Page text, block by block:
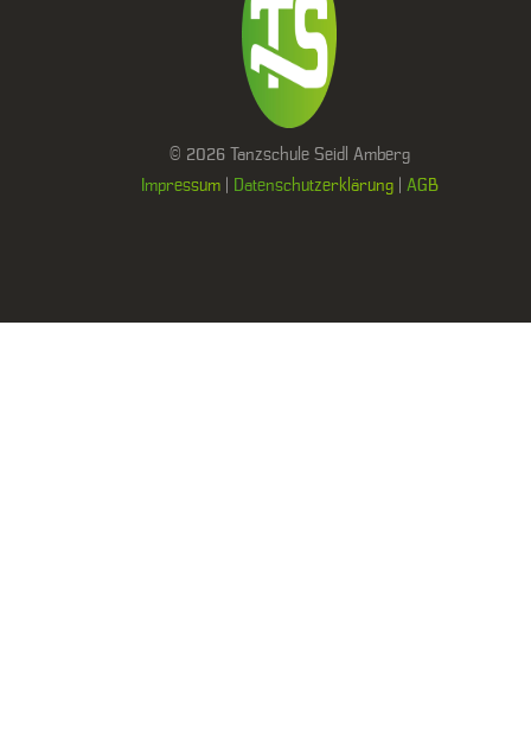
© 2026 Tanzschule Seidl Amberg
Impressum| Datenschutzerklärung| AGB